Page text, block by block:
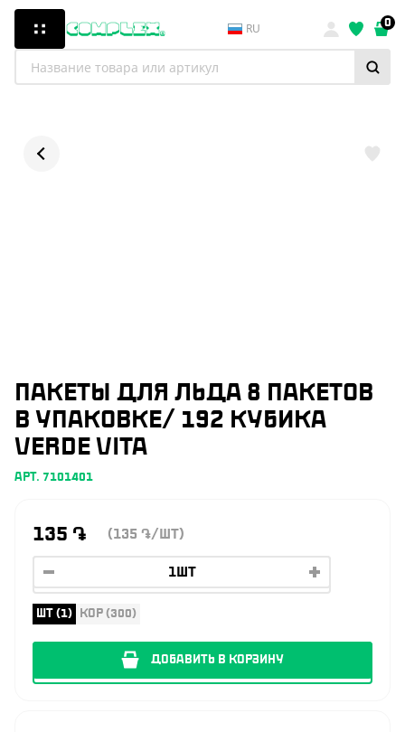
RU 0
ПАКЕТЫ ДЛЯ ЛЬДА 8 ПАКЕТОВ
В УПАКОВКЕ/ 192 КУБИКА
VERDE VITA
АРТ. 7101401
135 ֏ (135 ֏/ШТ)
ШТ (1) КОР (300)
ДОБАВИТЬ В КОРЗИНУ